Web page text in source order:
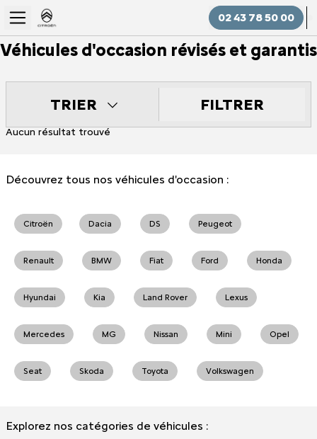
02 43 78 50 00
Véhicules d'occasion révisés et garantis
TRIER FILTRER
Aucun résultat trouvé
Découvrez tous nos véhicules d'occasion :
Citroën Dacia DS Peugeot
Renault BMW Fiat Ford Honda
Hyundai Kia Land Rover Lexus
Mercedes MG Nissan Mini Opel
Seat Skoda Toyota Volkswagen
Explorez nos catégories de véhicules :